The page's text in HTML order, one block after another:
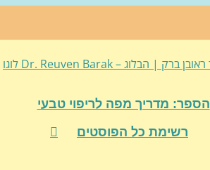
הספר: מדריך מפה לריפוי טבעי
רשימת כל הפוסטים